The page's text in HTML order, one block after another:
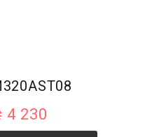
4 230